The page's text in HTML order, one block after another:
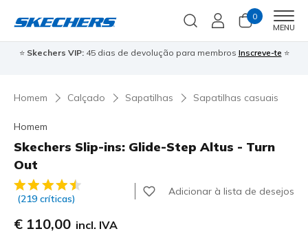
0
MENU
⭐ Skechers VIP:45 dias de devolução para membros Inscreve-te ⭐
Homem Calçado Sapatilhas Sapatilhas casuais
Homem
Skechers Slip-ins: Glide-Step Altus - Turn
Out
4$1 de 5 – Classificação do cliente
(219 críticas)
Adicionar à lista de desejos
€ 110,00 incl. IVA